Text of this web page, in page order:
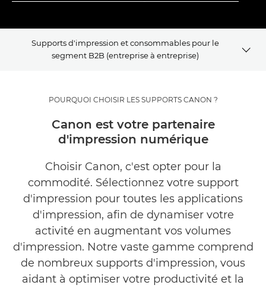
Supports d'impression et consommables pour le
segment B2B (entreprise à entreprise)
TROUVEZ L'INSPIRATION
CONTACTEZ-NOUS
POURQUOI CHOISIR LES SUPPORTS CANON ?
Canon est votre partenaire
d'impression numérique
Choisir Canon, c'est opter pour la
commodité. Sélectionnez votre support
d'impression pour toutes les applications
d'impression, afin de dynamiser votre
activité en augmentant vos volumes
d'impression. Notre vaste gamme comprend
de nombreux supports d'impression, vous
aidant à optimiser votre productivité et la